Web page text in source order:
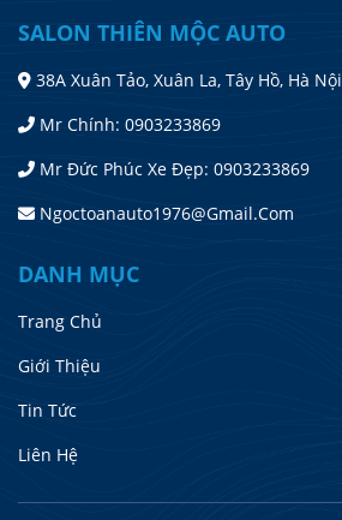
SALON THIÊN MỘC AUTO
38A Xuân Tảo, Xuân La, Tây Hồ, Hà Nội
Mr Chính: 0903233869
Mr Đức Phúc Xe Đẹp: 0903233869
Ngoctoanauto1976@gmail.com
DANH MỤC
Trang Chủ
Giới Thiệu
Tin Tức
Liên Hệ